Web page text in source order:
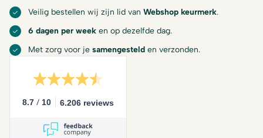
Veilig bestellen wij zijn lid van Webshop keurmerk.
6 dagen per week en op dezelfde dag.
Met zorg voor je samengesteld en verzonden.
8.7 / 10 6.206 reviews